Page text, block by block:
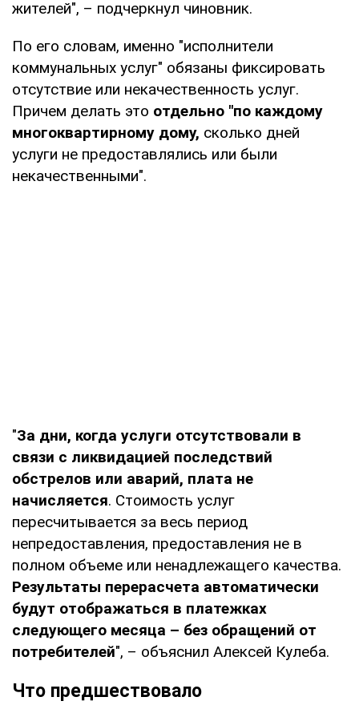
жителей", – подчеркнул чиновник.
По его словам, именно "исполнители
коммунальных услуг" обязаны фиксировать
отсутствие или некачественность услуг.
Причем делать это отдельно "по каждому
многоквартирному дому, сколько дней
услуги не предоставлялись или были
некачественными".
"За дни, когда услуги отсутствовали в
связи с ликвидацией последствий
обстрелов или аварий, плата не
начисляется. Стоимость услуг
пересчитывается за весь период
непредоставления, предоставления не в
полном объеме или ненадлежащего качества.
Результаты перерасчета автоматически
будут отображаться в платежках
следующего месяца – без обращений от
потребителей", – объяснил Алексей Кулеба.
Что предшествовало